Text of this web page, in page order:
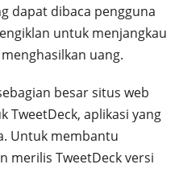
dapat dibaca pengguna
untuk menjangkau
uang.
besar situs web
TweetDeck, aplikasi yang
Untuk membantu
merilis TweetDeck versi